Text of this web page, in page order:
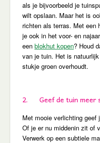
als je bijvoorbeeld je
wilt opslaan. Maar het is
richten als terras. Met een
je ook in het voor- en
een blokhut kopen? Houd
van je tuin. Het is
stukje groen overhoudt.
2. Geef de tuin meer
Met mooie verlichting geef
Of je er nu middenin zit of
Verwerk op een subtiele